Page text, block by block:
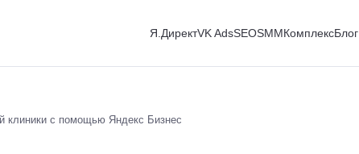
Я.ДиректVK AdsSEOSMMКомплексБлог
клиники с помощью Яндекс Бизнес